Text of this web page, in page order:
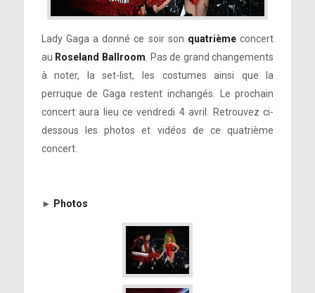
Lady Gaga a donné ce soir son quatrième concert
au Roseland Ballroom. Pas de grand changements
à noter, la set-list, les costumes ainsi que la
perruque de Gaga restent inchangés. Le prochain
concert aura lieu ce vendredi 4 avril. Retrouvez ci-
dessous les photos et vidéos de ce quatrième
concert.
► Photos